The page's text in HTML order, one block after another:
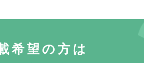
希望の方は